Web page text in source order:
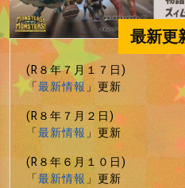
最新更
(R８年７月１７日)
「最新情報」更新
(R８年７月２日)
「最新情報」更新
(R８年６月１０日)
「最新情報」更新